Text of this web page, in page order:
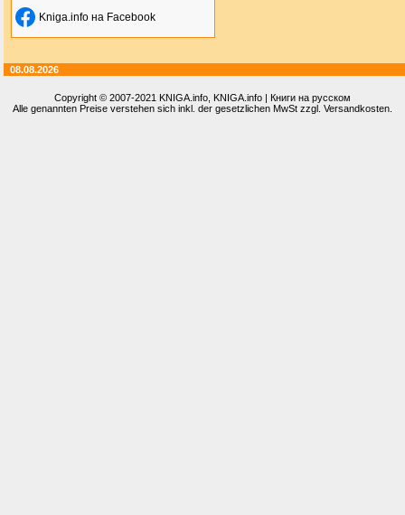
Kniga.info на Facebook
08.08.2026
Copyright © 2007-2021 KNIGA.info , KNIGA.info | Книги на русском
Alle genannten Preise verstehen sich inkl. der gesetzlichen MwSt zzgl. Versandkosten.